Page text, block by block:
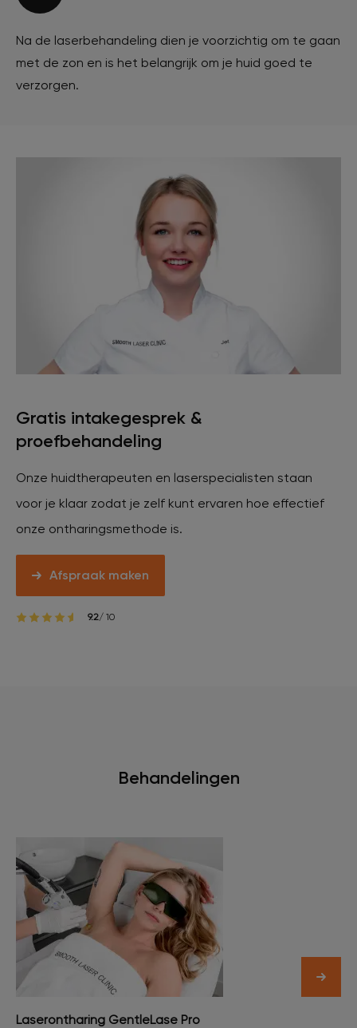
Na de laserbehandeling dien je voorzichtig om te gaan
met de zon en is het belangrijk om je huid goed te
verzorgen.
Gratis intakegesprek &
proefbehandeling
Onze huidtherapeuten en laserspecialisten staan
voor je klaar zodat je zelf kunt ervaren hoe effectief
onze ontharingsmethode is.
Afspraak maken
9.2/ 10
Behandelingen
Laserontharing GentleLase Pro